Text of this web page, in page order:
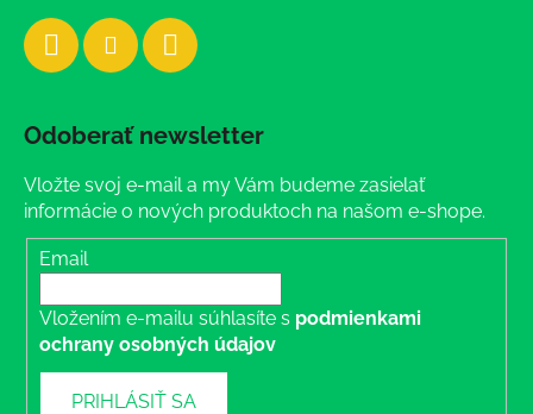
Odoberať newsletter
Vložte svoj e-mail a my Vám budeme zasielať
informácie o nových produktoch na našom e-shope.
Email
Vložením e-mailu súhlasíte s podmienkami
ochrany osobných údajov
PRIHLÁSIŤ SA